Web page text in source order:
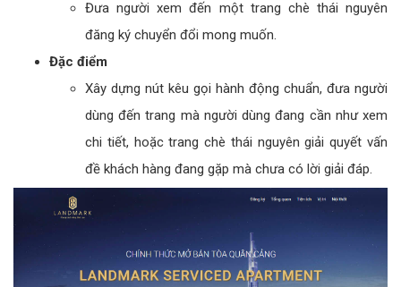
Đưa người xem đến một trang chè thái nguyên
đăng ký chuyển đổi mong muốn.
Đặc điểm
Xây dựng nút kêu gọi hành động chuẩn, đưa người
dùng đến trang mà người dùng đang cần như xem
chi tiết, hoặc trang chè thái nguyên giải quyết vấn
đề khách hàng đang gặp mà chưa có lời giải đáp.